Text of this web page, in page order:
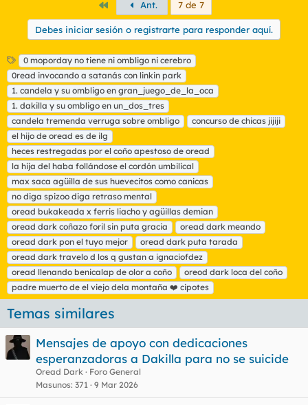
PrimeroAnt. 7 de 7
Debes iniciar sesión o registrarte para responder aquí.
E
t
i
q
u
e
t
a
s
0 moporday no tiene ni ombligo ni cerebro
0read invocando a satanás con linkin park
1. candela y su ombligo en gran_juego_de_la_oca
1. dakilla y su ombligo en un_dos_tres
candela tremenda verruga sobre ombligo
concurso de chicas jijiji
el hijo de oread es de ilg
heces restregadas por el coño apestoso de oread
la hija del haba follándose el cordón umbilical
max saca agüilla de sus huevecitos como canicas
no diga spizoo diga retraso mental
oread bukakeada x ferris liacho y agüillas demian
oread dark coñazo foril sin puta gracia
oread dark meando
oread dark pon el tuyo mejor
oread dark puta tarada
oread dark travelo d los q gustan a ignaciofdez
oread llenando benicalap de olor a coño
oreod dark loca del coño
padre muerto de el viejo dela montaña ❤️ cipotes
Temas similares
Mensajes de apoyo con dedicaciones
esperanzadoras a Dakilla para no se suicide
Oread Dark
Foro General
Masunos 371 9 Mar 2026